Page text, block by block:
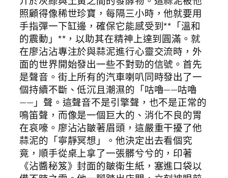
照顧得像稀世珍寶，每隔三小時，他就要用
手指彈一下缸邊，確保它能感受到**「溫和
的震動」**，以助其在精神上達到圓滿。就
在廖沾沾專注於與蒜泥進行心靈交流時，外
面的世界開始發出一些不對勁的信號。首先
是聲音。街上所有的汽車喇叭同時發出了一
個持續不斷、低沉且潮濕的「咕嚕——咕嚕
——」聲。這聲音不是引擎聲，也不是正常的
鳴笛聲，而像是一個巨大的、消化不良的胃
在哀嚎。廖沾沾皺著眉頭，這嚴重干擾了他
蒜泥的「寧靜冥想」。他決定出去看個究
竟，順手從桌上拿了一張髒兮兮的，印著
《沾醬秘笈》封面的皺衛生紙，塞進口袋以